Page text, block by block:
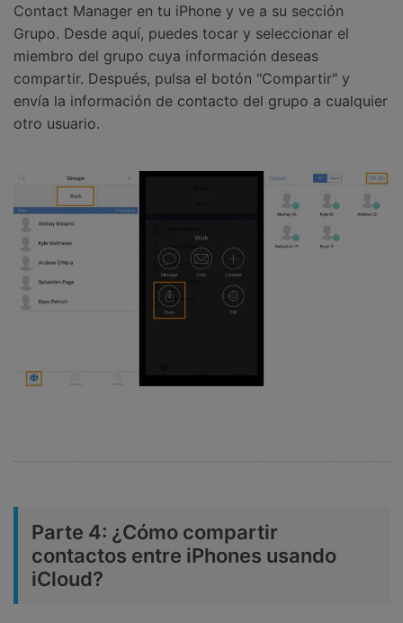
Contact Manager en tu iPhone y ve a su sección
Grupo. Desde aquí, puedes tocar y seleccionar el
miembro del grupo cuya información deseas
compartir. Después, pulsa el botón "Compartir" y
envía la información de contacto del grupo a cualquier
otro usuario.
Parte 4: ¿Cómo compartir
contactos entre iPhones usando
iCloud?